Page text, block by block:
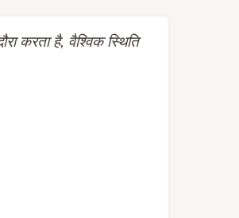
करता है, वैश्विक स्थिति